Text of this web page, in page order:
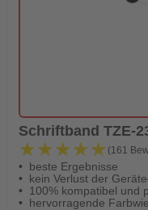
Schriftband TZE-
★★★★★
★★★★★ (161
beste Ergebnisse
kein Verlust der
100% kompatibel und
hervorragende